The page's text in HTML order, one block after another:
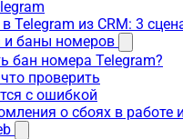
Telegram из CRM: 3
и баны номеров
бан номера Telegram?
проверить
с ошибкой
о сбоях в работе